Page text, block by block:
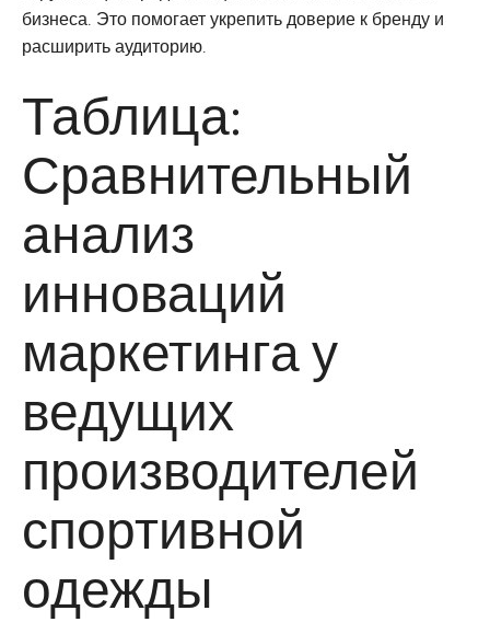
бизнеса. Это помогает укрепить доверие к бренду и
расширить аудиторию.
Таблица:
Сравнительный
анализ
инноваций
маркетинга у
ведущих
производителей
спортивной
одежды